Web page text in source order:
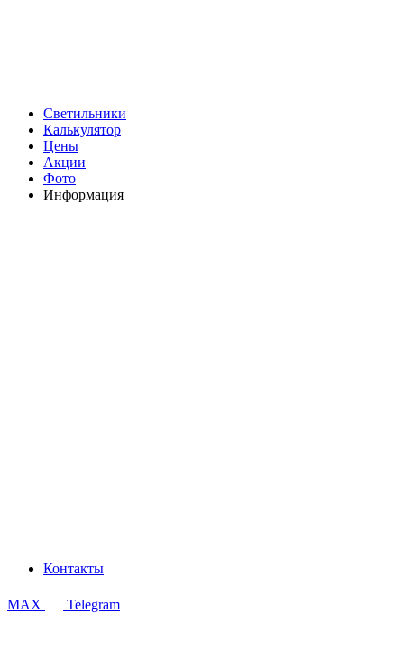
Светильники
Калькулятор
Цены
Акции
Фото
Информация
Контакты
MAX Telegram